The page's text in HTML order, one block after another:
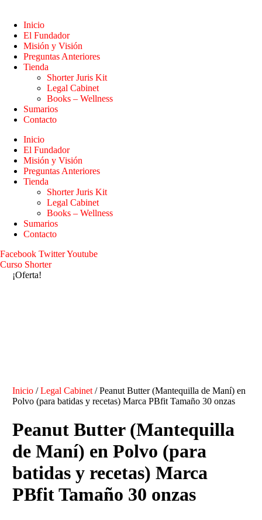
Inicio
El Fundador
Misión y Visión
Preguntas Anteriores
Tienda
Shorter Juris Kit
Legal Cabinet
Books – Wellness
Sumarios
Contacto
Inicio
El Fundador
Misión y Visión
Preguntas Anteriores
Tienda
Shorter Juris Kit
Legal Cabinet
Books – Wellness
Sumarios
Contacto
Facebook TwitterYoutube
Curso Shorter
¡Oferta!
Inicio /Legal Cabinet / Peanut Butter (Mantequilla de Maní) en
Polvo (para batidas y recetas) Marca PBfit Tamaño 30 onzas
Peanut Butter (Mantequilla
de Maní) en Polvo (para
batidas y recetas) Marca
PBfit Tamaño 30 onzas